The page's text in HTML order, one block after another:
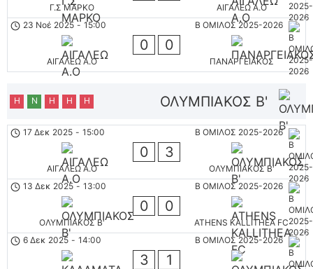
Γ.Σ ΜΑΡΚΟ
ΑΙΓΑΛΕΩ A.O
Β ΟΜΙΛΟΣ 2025-2026
23 Νοέ 2025 - 15:00
ΑΙΓΑΛΕΩ A.O
0 0
ΠΑΝΑΡΓΕΙΑΚΟΣ
ΟΛΥΜΠΙΑΚΟΣ Β'
Η Ν Η Η Η
Β ΟΜΙΛΟΣ 2025-2026
17 Δεκ 2025 - 15:00
ΑΙΓΑΛΕΩ A.O
0 3
ΟΛΥΜΠΙΑΚΟΣ Β'
Β ΟΜΙΛΟΣ 2025-2026
13 Δεκ 2025 - 13:00
ΟΛΥΜΠΙΑΚΟΣ Β'
0 0
ATHENS KALLITHEA FC
Β ΟΜΙΛΟΣ 2025-2026
6 Δεκ 2025 - 14:00
3 1